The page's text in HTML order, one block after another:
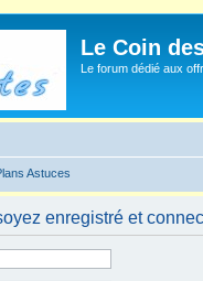
Le Coin
Le forum dédié aux
Astuces
enregistré et